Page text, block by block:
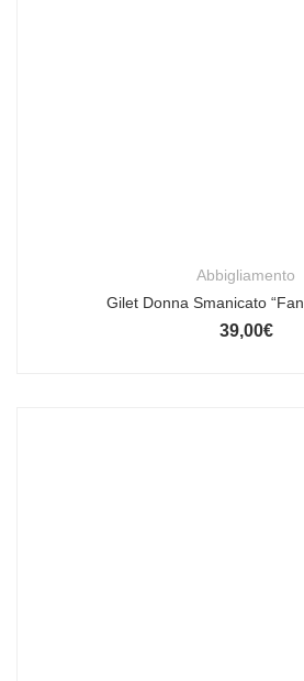
Abbigliamento
Gilet Donna Smanicato
39,00€